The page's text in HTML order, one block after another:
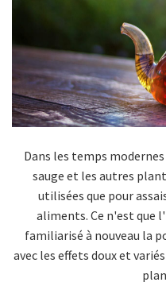
Dans les temps
sauge et les autres
utilisées que pour
aliments. Ce n'est que
familiarisé à nouveau la
avec les effets doux et